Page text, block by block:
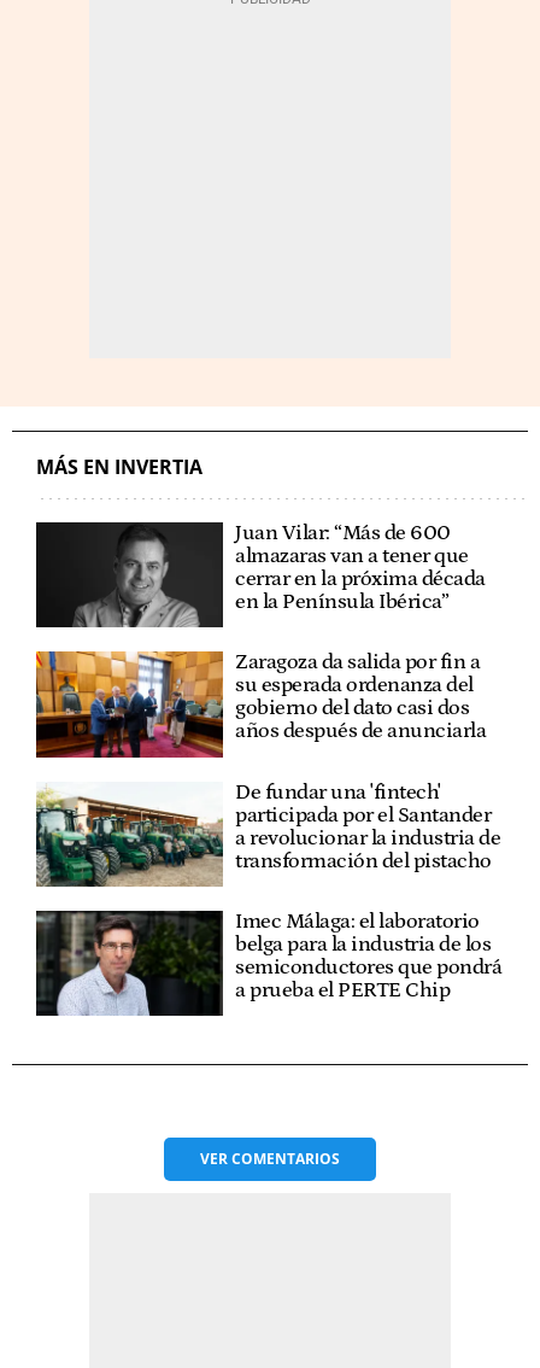
MÁS EN INVERTIA
Juan Vilar: “Más de 600
almazaras van a tener que
cerrar en la próxima década
en la Península Ibérica”
Zaragoza da salida por fin a
su esperada ordenanza del
gobierno del dato casi dos
años después de anunciarla
De fundar una 'fintech'
participada por el Santander
a revolucionar la industria de
transformación del pistacho
Imec Málaga: el laboratorio
belga para la industria de los
semiconductores que pondrá
a prueba el PERTE Chip
VERCOMENTARIOS